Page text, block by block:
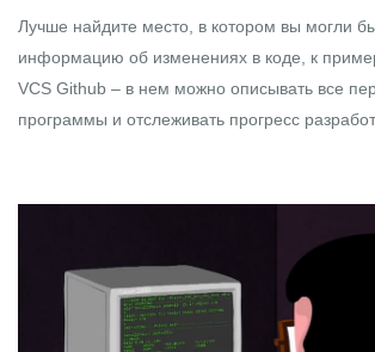
Лучше найдите место, в котором вы могли
информацию об изменениях в коде, к
VCS Github – в нем можно описывать все
программы и отслеживать прогресс